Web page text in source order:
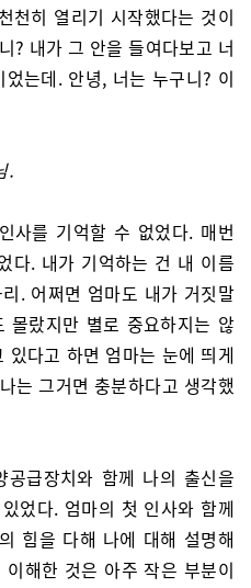
천히 열리기 시작했다는 것이
? 내가 그 안을 들여다보고 너
는데. 안녕, 너는 누구니? 이
.
사를 기억할 수 없었다. 매번
다. 내가 기억하는 건 내 이름
. 어쩌면 엄마도 내가 거짓말
몰랐지만 별로 중요하지는 않
다고 하면 엄마는 눈에 띄게
는 그거면 충분하다고 생각했
급장치와 함께 나의 출신을
었다. 엄마의 첫 인사와 함께
힘을 다해 나에 대해 설명해
해한 것은 아주 작은 부분이